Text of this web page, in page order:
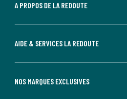
A PROPOS DE LA REDOUTE
AIDE & SERVICES LA REDOUTE
NOS MARQUES EXCLUSIVES